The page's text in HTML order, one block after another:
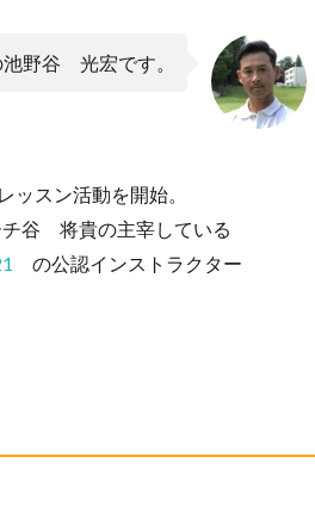
野谷 光宏です。
スン活動を開始。
谷 将貴の主宰している
の公認インストラクター